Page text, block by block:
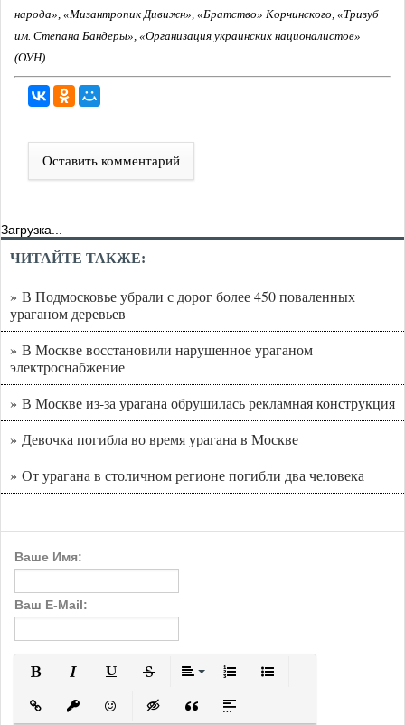
народа», «Мизантропик Дивижн», «Братство» Корчинского, «Тризуб
им. Степана Бандеры», «Организация украинских националистов»
(ОУН).
Оставить комментарий
Загрузка...
ЧИТАЙТЕ ТАКЖЕ:
» В Подмосковье убрали с дорог более 450 поваленных
ураганом деревьев
» В Москве восстановили нарушенное ураганом
электроснабжение
» В Москве из-за урагана обрушилась рекламная конструкция
» Девочка погибла во время урагана в Москве
» От урагана в столичном регионе погибли два человека
Ваше Имя:
Ваш E-Mail: